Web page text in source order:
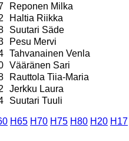
Reponen Milka
Haltia Riikka
Suutari Säde
Pesu Mervi
Tahvanainen Venla
Vääränen Sari
Rauttola Tiia-Maria
Jerkku Laura
Suutari Tuuli
H65 H70 H75 H80 H20 H17